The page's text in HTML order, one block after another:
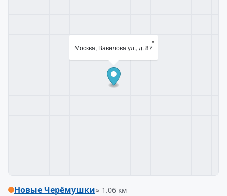
Москва, Вавилова ул., д. 87
×
Новые Черёмушки≈ 1.06 км